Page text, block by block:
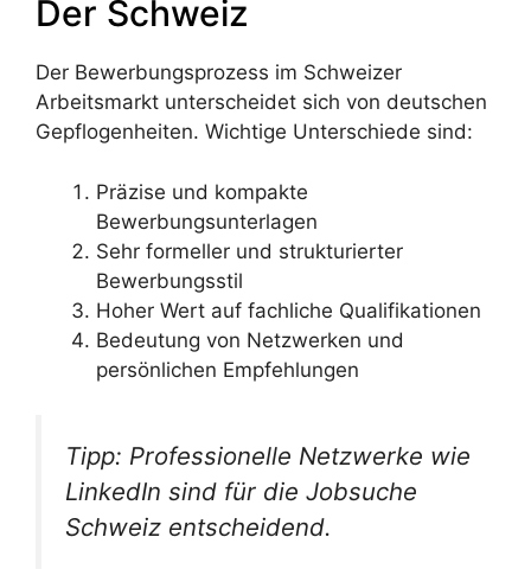
Der Schweiz
Der Bewerbungsprozess im Schweizer
Arbeitsmarkt unterscheidet sich von deutschen
Gepflogenheiten. Wichtige Unterschiede sind:
Präzise und kompakte
Bewerbungsunterlagen
Sehr formeller und strukturierter
Bewerbungsstil
Hoher Wert auf fachliche Qualifikationen
Bedeutung von Netzwerken und
persönlichen Empfehlungen
Tipp: Professionelle Netzwerke wie
LinkedIn sind für die Jobsuche
Schweiz entscheidend.